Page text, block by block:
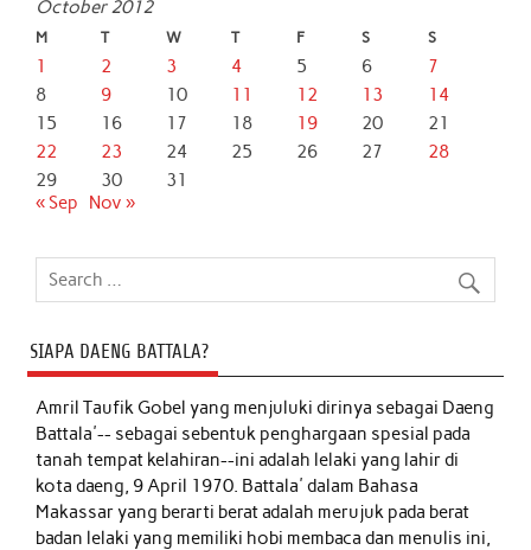
October 2012
M T W T F S S
1 2 3 4 5 6
7
8
9 10 11 12 13
14
15
16 17 18 19 20
21
22
23 24 25 26 27
28
29
30
31
« Sep
Nov »
SIAPA DAENG BATTALA?
Amril Taufik Gobelyang menjuluki dirinya sebagai Daeng
Battala'-- sebagai sebentuk penghargaan spesial pada
tanah tempat kelahiran--ini adalah lelaki yang lahir di
kota daeng, 9 April 1970. Battala' dalam Bahasa
Makassar yang berarti berat adalah merujuk pada berat
badan lelaki yang memiliki hobi membaca dan menulis ini,